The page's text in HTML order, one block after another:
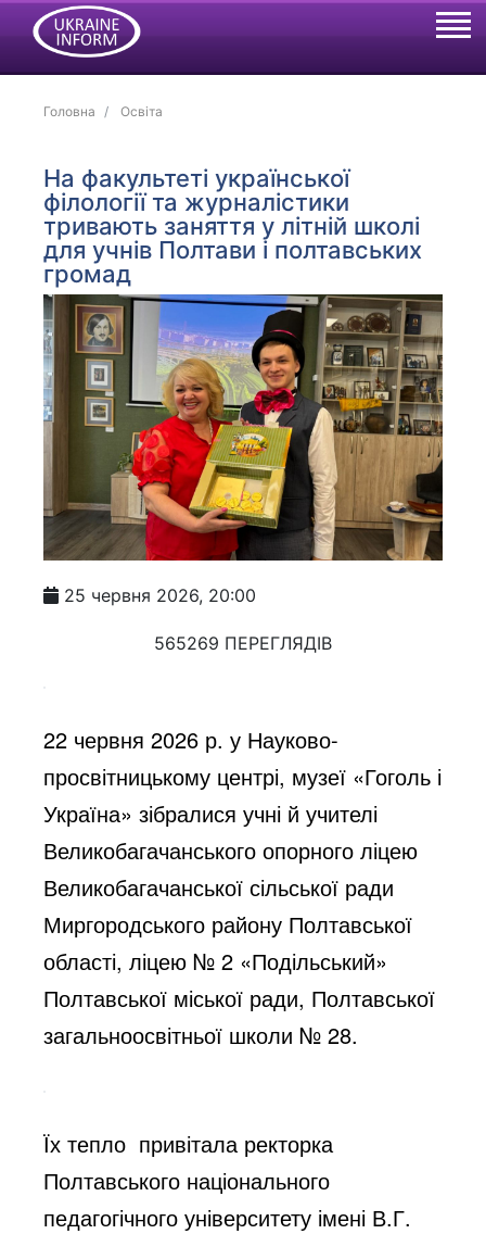
Головна Освіта
На факультеті української
філології та журналістики
тривають заняття у літній школі
для учнів Полтави і полтавських
громад
25 червня 2026, 20:00
565269 ПЕРЕГЛЯДІВ
22 червня 2026 р. у Науково-
просвітницькому центрі, музеї «Гоголь і
Україна» зібралися учні й учителі
Великобагачанського опорного ліцею
Великобагачанської сільської ради
Миргородського району Полтавської
області, ліцею № 2 «Подільський»
Полтавської міської ради, Полтавської
загальноосвітньої школи № 28.
Їх тепло привітала ректорка
Полтавського національного
педагогічного університету імені В.Г.